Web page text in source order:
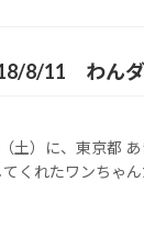
8/11 わん
土）に、東京都
くれたワンちゃ